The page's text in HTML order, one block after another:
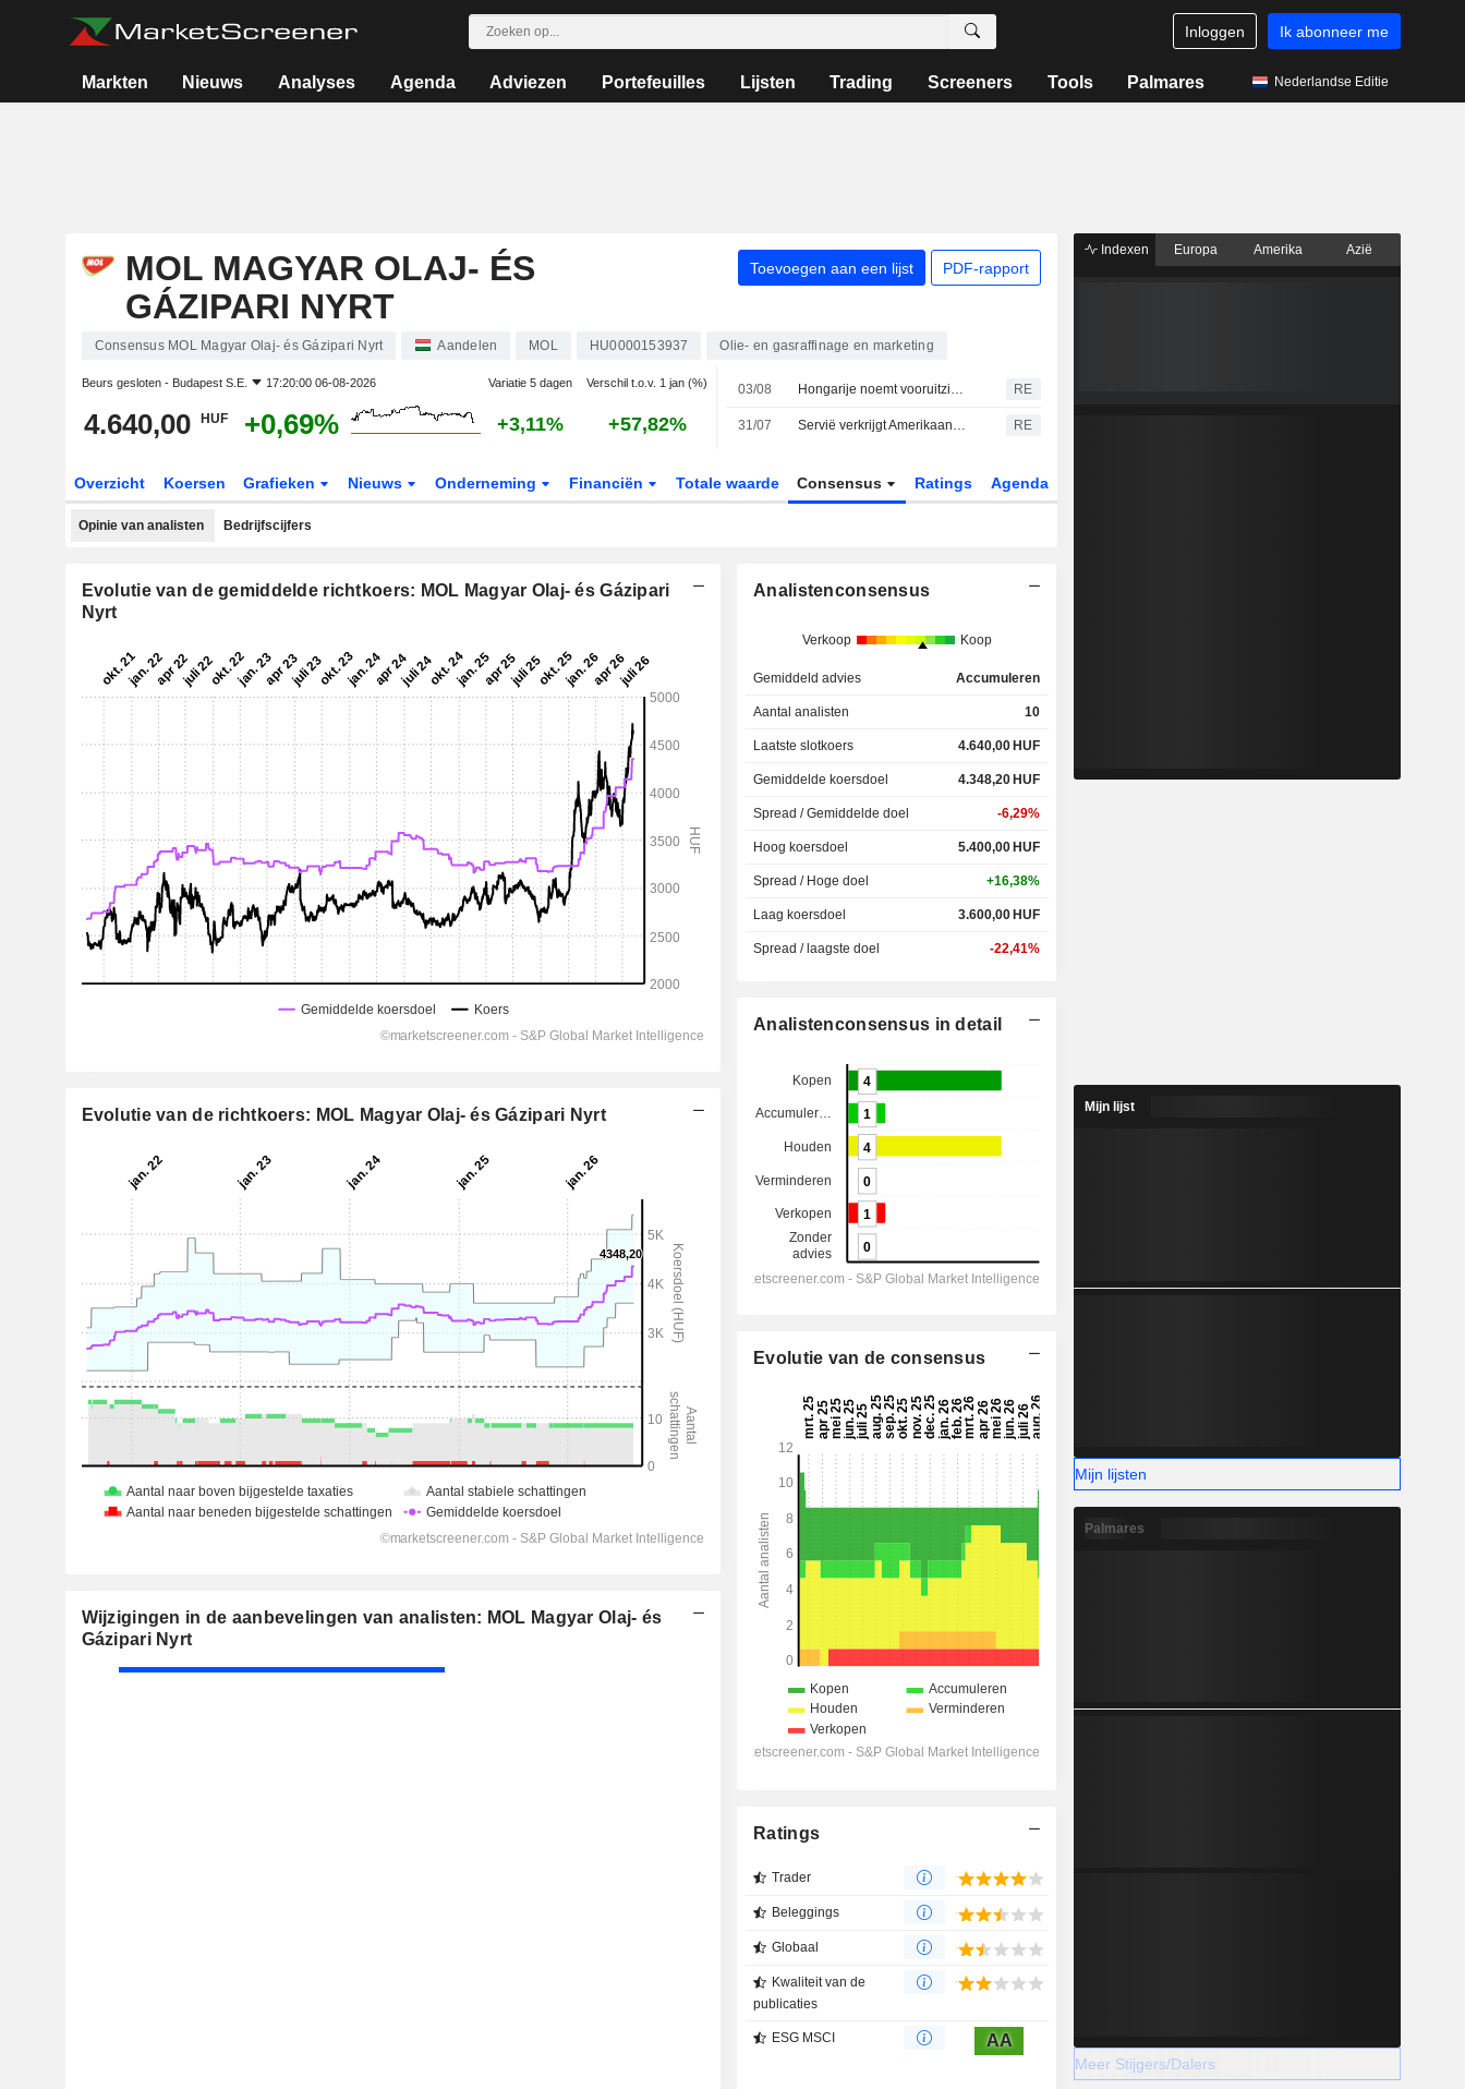
Inloggen Ik abonneer me
Markten Nieuws Analyses Agenda Adviezen Portefeuilles Lijsten Trading Screeners Tools Palmares Nederlandse Editie
MOL MAGYAR OLAJ- ÉS
GÁZIPARI NYRT
Toevoegen aan een lijst PDF-rapport
Consensus MOL Magyar Olaj- és Gázipari Nyrt Aandelen MOL HU0000153937 Olie- en gasraffinage en marketing
Beurs gesloten - Budapest S.E. 17:20:00 06-08-2026 Variatie 5 dagen Verschil t.o.v. 1 jan (%)
4.640,00 HUF +0,69% +3,11% +57,82%
03/08 Hongarije noemt vooruitzichten waterpeil Donau iets optimistischer RE
31/07 Servië verkrijgt Amerikaanse ontheffing van sancties voor Russische oliemaatschappij NIS, aldus minister van Energie RE
Overzicht Koersen Grafieken Nieuws Onderneming Financiën Totale waarde Consensus Ratings Agenda
Opinie van analisten Bedrijfscijfers
Evolutie van de gemiddelde richtkoers: MOL Magyar Olaj- és Gázipari
Nyrt
Evolutie van de richtkoers: MOL Magyar Olaj- és Gázipari Nyrt
Wijzigingen in de aanbevelingen van analisten: MOL Magyar Olaj- és
Gázipari Nyrt
Analistenconsensus
Verkoop Koop
Gemiddeld advies Accumuleren
Aantal analisten 10
Laatste slotkoers 4.640,00 HUF
Gemiddelde koersdoel 4.348,20 HUF
Spread / Gemiddelde doel -6,29%
Hoog koersdoel 5.400,00 HUF
Spread / Hoge doel +16,38%
Laag koersdoel 3.600,00 HUF
Spread / laagste doel -22,41%
Analistenconsensus in detail
Evolutie van de consensus
Ratings
Trader
Beleggings
Globaal
Kwaliteit van de
publicaties
ESG MSCI AA
Indexen Europa Amerika Azië
Mijn lijst
Mijn lijsten
Palmares
Meer Stijgers/Dalers